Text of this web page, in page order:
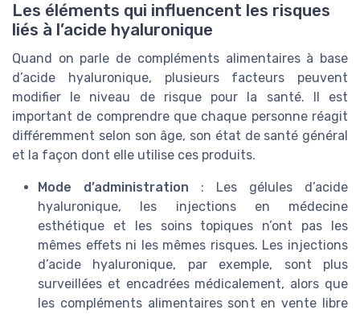
Les éléments qui influencent les risques
liés à l’acide hyaluronique
Quand on parle de compléments alimentaires à base
d’acide hyaluronique, plusieurs facteurs peuvent
modifier le niveau de risque pour la santé. Il est
important de comprendre que chaque personne réagit
différemment selon son âge, son état de santé général
et la façon dont elle utilise ces produits.
Mode d’administration : Les gélules d’acide
hyaluronique, les injections en médecine
esthétique et les soins topiques n’ont pas les
mêmes effets ni les mêmes risques. Les injections
d’acide hyaluronique, par exemple, sont plus
surveillées et encadrées médicalement, alors que
les compléments alimentaires sont en vente libre